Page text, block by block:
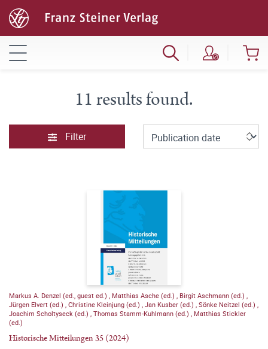
11 results found.
Filter
Markus A. Denzel (ed., guest ed.) , Matthias Asche (ed.) , Birgit Aschmann (ed.) ,
Jürgen Elvert (ed.) , Christine Kleinjung (ed.) , Jan Kusber (ed.) , Sönke Neitzel (ed.) ,
Joachim Scholtyseck (ed.) , Thomas Stamm-Kuhlmann (ed.) , Matthias Stickler
(ed.)
Historische Mitteilungen 35 (2024)